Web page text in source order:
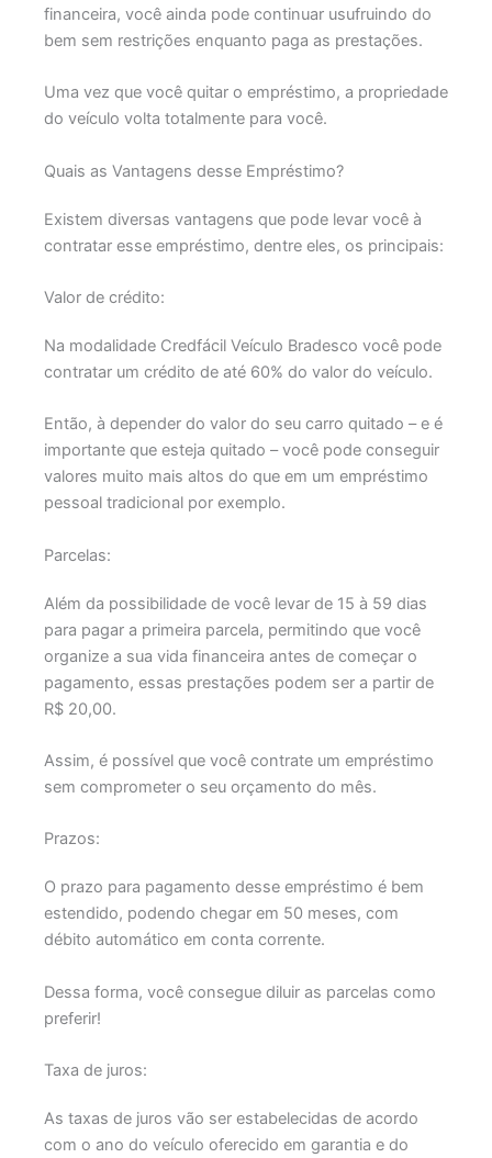
financeira, você ainda pode continuar usufruindo do
bem sem restrições enquanto paga as prestações.
Uma vez que você quitar o empréstimo, a propriedade
do veículo volta totalmente para você.
Quais as Vantagens desse Empréstimo?
Existem diversas vantagens que pode levar você à
contratar esse empréstimo, dentre eles, os principais:
Valor de crédito:
Na modalidade Credfácil Veículo Bradesco você pode
contratar um crédito de até 60% do valor do veículo.
Então, à depender do valor do seu carro quitado – e é
importante que esteja quitado – você pode conseguir
valores muito mais altos do que em um empréstimo
pessoal tradicional por exemplo.
Parcelas:
Além da possibilidade de você levar de 15 à 59 dias
para pagar a primeira parcela, permitindo que você
organize a sua vida financeira antes de começar o
pagamento, essas prestações podem ser a partir de
R$ 20,00.
Assim, é possível que você contrate um empréstimo
sem comprometer o seu orçamento do mês.
Prazos:
O prazo para pagamento desse empréstimo é bem
estendido, podendo chegar em 50 meses, com
débito automático em conta corrente.
Dessa forma, você consegue diluir as parcelas como
preferir!
Taxa de juros:
As taxas de juros vão ser estabelecidas de acordo
com o ano do veículo oferecido em garantia e do